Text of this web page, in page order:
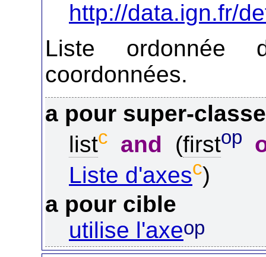
http://data.ign.fr/
Liste ordonnée
coordonnées.
a pour super-
listc and (firstop
Liste d'axesc)
a pour cible
utilise l'axeop